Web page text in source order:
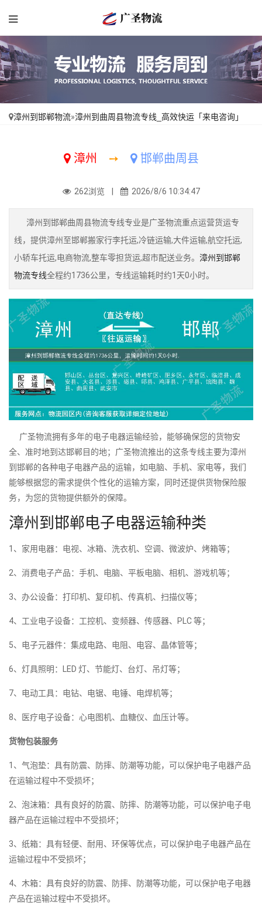
漳州到邯郸物流»漳州到曲周县物流专线_高效快运「来电咨询」
漳州 ➙ 邯郸曲周县
262浏览 | 2026/8/6 10:34:47
漳州到邯郸曲周县物流专线专业是广圣物流重点运营货运专
线，提供漳州至邯郸搬家行李托运,冷链运输,大件运输,航空托运,
小轿车托运,电商物流,整车零担货运,超市配送业务。 漳州到邯郸
物流专线全程约1736公里，专线运输耗时约1天0小时。
广圣物流拥有多年的电子电器运输经验，能够确保您的货物安
全、准时地到达邯郸目的地；广圣物流推出的这条专线主要为漳州
到邯郸的各种电子电器产品的运输，如电脑、手机、家电等，我们
能够根据您的需求提供个性化的运输方案，同时还提供货物保险服
务，为您的货物提供额外的保障。
漳州到邯郸电子电器运输种类
1、家用电器：电视、冰箱、洗衣机、空调、微波炉、烤箱等；
2、消费电子产品：手机、电脑、平板电脑、相机、游戏机等；
3、办公设备：打印机、复印机、传真机、扫描仪等；
4、工业电子设备：工控机、变频器、传感器、PLC 等；
5、电子元器件：集成电路、电阻、电容、晶体管等；
6、灯具照明：LED 灯、节能灯、台灯、吊灯等；
7、电动工具：电钻、电锯、电锤、电焊机等；
8、医疗电子设备：心电图机、血糖仪、血压计等。
货物包装服务
1、气泡垫：具有防震、防摔、防潮等功能，可以保护电子电器产品
在运输过程中不受损坏；
2、泡沫箱：具有良好的防震、防摔、防潮等功能，可以保护电子电
器产品在运输过程中不受损坏；
3、纸箱：具有轻便、耐用、环保等优点，可以保护电子电器产品在
运输过程中不受损坏；
4、木箱：具有良好的防震、防摔、防潮等功能，可以保护电子电器
产品在运输过程中不受损坏。